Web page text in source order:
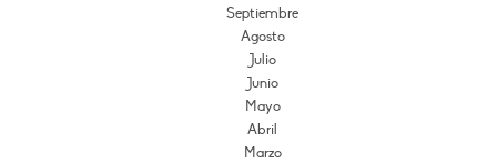
Septiembre
Agosto
Julio
Junio
Mayo
Abril
Marzo